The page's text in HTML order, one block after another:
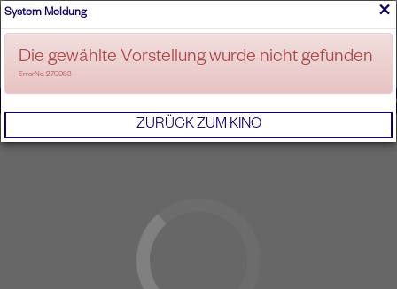
ANMELDEN
×
System Meldung
Die gewählte Vorstellung wurde nicht gefunden
ErrorNo. 270083
ZURÜCK ZUM KINO